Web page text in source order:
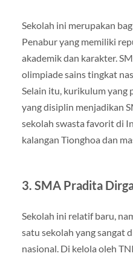
Sekolah ini merupakan
Penabur yang memiliki
akademik dan karakter.
olimpiade sains tingkat
Selain itu, kurikulum yang
yang disiplin menjadikan
sekolah swasta favorit di
kalangan Tionghoa dan
3. SMA Pradita
Sekolah ini relatif baru,
satu sekolah yang sangat
nasional. Di kelola oleh